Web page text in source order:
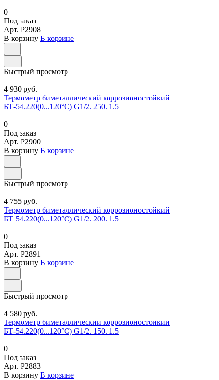
0
Под заказ
Арт. P2908
В корзину В корзине
Быстрый просмотр
4 930 руб.
Термометр биметаллический коррозионостойкий
БТ-54.220(0...120°С) G1/2. 250. 1.5
0
Под заказ
Арт. P2900
В корзину В корзине
Быстрый просмотр
4 755 руб.
Термометр биметаллический коррозионостойкий
БТ-54.220(0...120°С) G1/2. 200. 1.5
0
Под заказ
Арт. P2891
В корзину В корзине
Быстрый просмотр
4 580 руб.
Термометр биметаллический коррозионостойкий
БТ-54.220(0...120°С) G1/2. 150. 1.5
0
Под заказ
Арт. P2883
В корзину В корзине